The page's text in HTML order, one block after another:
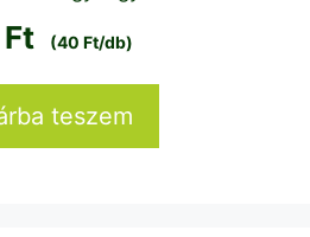
Ft (40 Ft/db)
teszem